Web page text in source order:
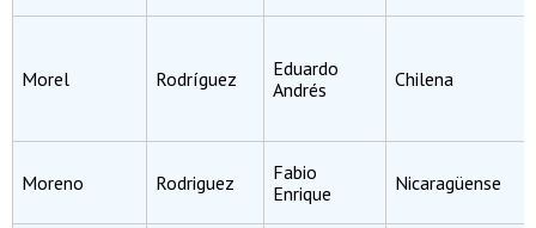
Morel Rodríguez
Eduardo
Andrés
Chilena
Moreno Rodriguez
Fabio
Enrique
Nicaragüense